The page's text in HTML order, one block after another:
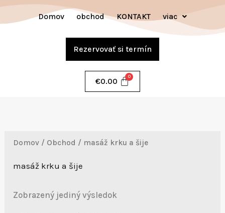
Preskočiť
na
Domov obchod KONTAKT viac
Rezervovať si termín
€0.00
Domov / Obchod / masáž krku a šije
masáž krku a šije
Zobrazený jediný výsledok